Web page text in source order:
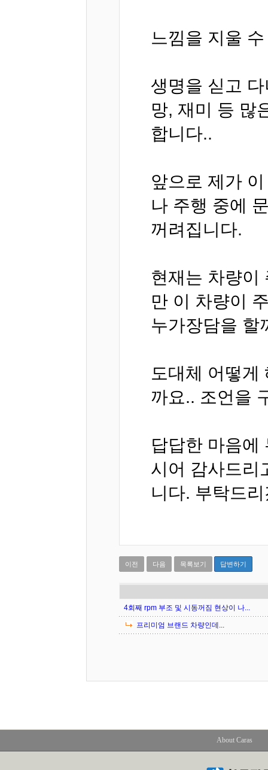
느낌을 지울
생명을 싣고
망, 재미 등 많
합니다..
앞으로 제가
나 주행 중에
꺼려집니다.
현재는 차량이
만 이 차량이
누가장담을 할
도대체 어떻게
까요.. 조언을
답답한 마음에
시어 감사드리
니다. 부탁드
이전 다음 목록보기 답변하기
4회째 rpm 부조 및 시동꺼짐 현상이 나...
프리미엄 브랜드 차량인데...
About Caras